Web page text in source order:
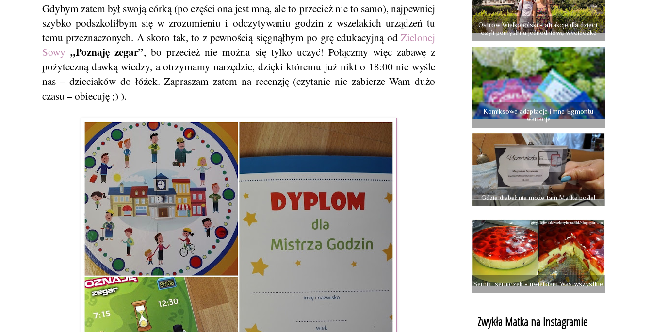
Gdybym zatem był swoją córką (po części ona jest mną, ale to przecież nie to samo), najpewniej
szybko podszkoliłbym się w zrozumieniu i odczytywaniu godzin z wszelakich urządzeń tu
temu przeznaczonych. A skoro tak, to z pewnością sięgnąłbym po grę edukacyjną od Zielonej
Sowy „Poznaję zegar”, bo przecież nie można się tylko uczyć! Połączmy więc zabawę z
pożyteczną dawką wiedzy, a otrzymamy narzędzie, dzięki któremu już nikt o 18:00 nie wyśle
nas – dzieciaków do łóżek. Zapraszam zatem na recenzję (czytanie nie zabierze Wam dużo
czasu – obiecuję ;) ).
Ostrów Wielkopolski - atrakcje dla dzieci,
czyli pomysł na jednodniową wycieczkę
Komiksowe adaptacje i inne Egmontu
wariacje
Gdzie diabeł nie może tam Matkę pośle!
Sernik, serniczek - uwielbiam Was wszystkie
Zwykła Matka na Instagramie